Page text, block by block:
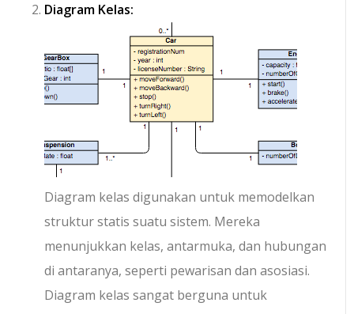
Diagram Kelas:
Diagram kelas digunakan untuk memodelkan
struktur statis suatu sistem. Mereka
menunjukkan kelas, antarmuka, dan hubungan
di antaranya, seperti pewarisan dan asosiasi.
Diagram kelas sangat berguna untuk